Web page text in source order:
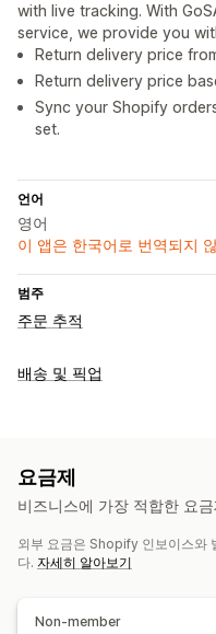
with live tracking. With
service, we provide you
Return delivery price
Return delivery price
Sync your Shopify
set.
언어
영어
이 앱은 한국어로 번역되지
범주
주문 추적
추적
이메일 SMS
배송 및 픽업
픽업 옵션
실시간 추적
배송 확인 추적 페이지
요금제
비즈니스에 가장 적합한 요
외부 요금은 Shopify 인보이스와
다. 자세히 알아보기
Non-member